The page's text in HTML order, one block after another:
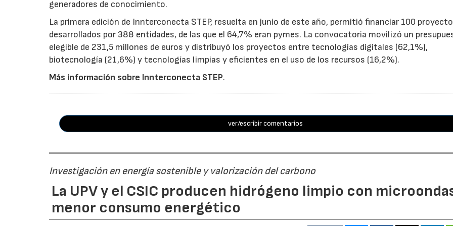
generadores de conocimiento.
La primera edición de Innterconecta STEP, resuelta en junio de este año, permitió financiar 100
desarrollados por 388 entidades, de las que el 64,7% eran pymes. La convocatoria movilizó un
elegible de 231,5 millones de euros y distribuyó los proyectos entre tecnologías digitales (62,1%),
biotecnología (21,6%) y tecnologías limpias y eficientes en el uso de los recursos (16,2%).
Más información sobre Innterconecta STEP.
ver/escribir comentarios
Investigación en energía sostenible y valorización del carbono
La UPV y el CSIC producen hidrógeno limpio con
menor consumo energético